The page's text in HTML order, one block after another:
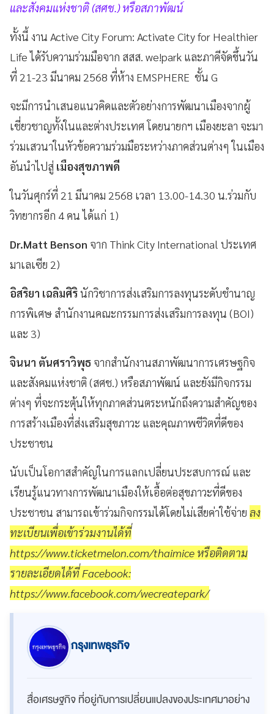
และสังคมแห่งชาติ (สศช.) หรือสภาพัฒน์
ทั้งนี้ งาน Active City Forum: Activate City for Healthier
Life ได้รับความร่วมมือจาก สสส. we!park และภาคีจัดขึ้นวัน
ที่ 21-23 มีนาคม 2568 ที่ห้าง EMSPHERE ชั้น G
จะมีการนำเสนอแนวคิดและตัวอย่างการพัฒนาเมืองจากผู้
เชี่ยวชาญทั้งในและต่างประเทศ โดยนายกฯ เมืองยะลา จะมา
ร่วมเสวนาในหัวข้อความร่วมมือระหว่างภาคส่วนต่างๆ ในเมือง
อันนำไปสู่ เมืองสุขภาพดี
ในวันศุกร์ที่ 21 มีนาคม 2568 เวลา 13.00-14.30 น.ร่วมกับ
วิทยากรอีก 4 คน ได้แก่ 1)
Dr.Matt Benson จาก Think City International ประเทศ
มาเลเซีย 2)
อิสริยา เฉลิมศิรินักวิชาการส่งเสริมการลงทุนระดับชำนาญ
การพิเศษ สำนักงานคณะกรรมการส่งเสริมการลงทุน (BOI)
และ 3)
จินนา ตันศราวิพุธ จากสำนักงานสภาพัฒนาการเศรษฐกิจ
และสังคมแห่งชาติ (สศช.) หรือสภาพัฒน์ และยังมีกิจกรรม
ต่างๆ ที่จะกระตุ้นให้ทุกภาคส่วนตระหนักถึงความสำคัญของ
การสร้างเมืองที่ส่งเสริมสุขภาวะ และคุณภาพชีวิตที่ดีของ
ประชาชน
นับเป็นโอกาสสำคัญในการแลกเปลี่ยนประสบการณ์ และ
เรียนรู้แนวทางการพัฒนาเมืองให้เอื้อต่อสุขภาวะที่ดีของ
ประชาชน สามารถเข้าร่วมกิจกรรมได้โดยไม่เสียค่าใช้จ่าย ลง
ทะเบียนเพื่อเข้าร่วมงานได้ที่
https://www.ticketmelon.com/thaimice หรือติดตาม
รายละเอียดได้ที่ Facebook:
https://www.facebook.com/wecreatepark/
กรุงเทพธุรกิจ
สื่อเศรษฐกิจ ที่อยู่กับการเปลี่ยนแปลงของประเทศมาอย่าง